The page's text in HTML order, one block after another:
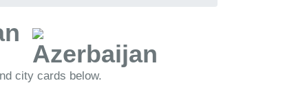
city cards below.